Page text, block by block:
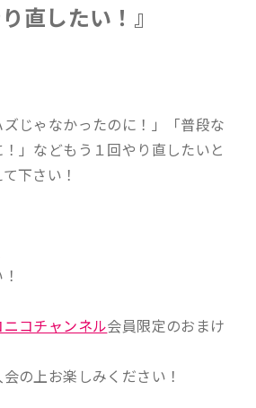
直したい！』
じゃなかったのに！」「普段な
」などもう１回やり直したいと
下さい！
ニコチャンネル会員限定のおまけ
の上お楽しみください！